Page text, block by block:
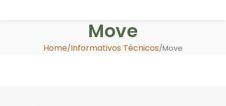
Move
Home Informativos Técnicos Move